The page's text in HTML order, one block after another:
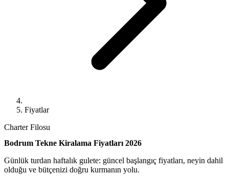
Fiyatlar
Charter Filosu
Bodrum Tekne Kiralama Fiyatları 2026
Günlük turdan haftalık gulete: güncel başlangıç fiyatları, neyin dahil
olduğu ve bütçenizi doğru kurmanın yolu.